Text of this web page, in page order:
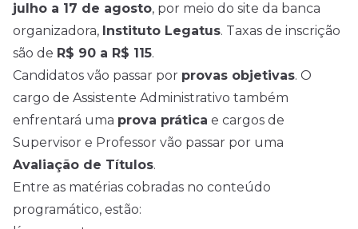
julho a 17 de agosto, por meio do site da banca
organizadora, Instituto Legatus. Taxas de inscrição
são de R$ 90 a R$ 115.
Candidatos vão passar por provas objetivas. O
cargo de Assistente Administrativo também
enfrentará uma prova prática e cargos de
Supervisor e Professor vão passar por uma
Avaliação de Títulos.
Entre as matérias cobradas no conteúdo
programático, estão: